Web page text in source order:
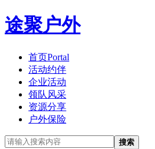
途聚户外
首页Portal
活动约伴
企业活动
领队风采
资源分享
户外保险
搜索